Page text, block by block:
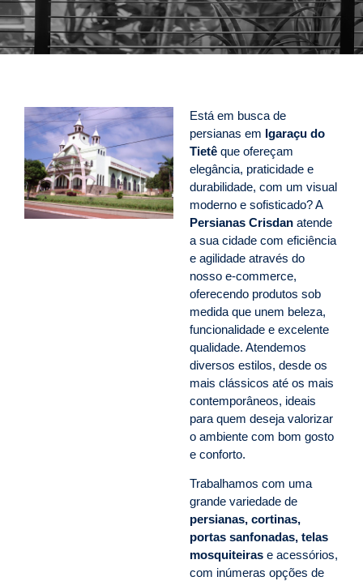
Está em busca de
persianas em Igaraçu do
Tietê que ofereçam
elegância, praticidade e
durabilidade, com um visual
moderno e sofisticado? A
Persianas Crisdan atende
a sua cidade com eficiência
e agilidade através do
nosso e-commerce,
oferecendo produtos sob
medida que unem beleza,
funcionalidade e excelente
qualidade. Atendemos
diversos estilos, desde os
mais clássicos até os mais
contemporâneos, ideais
para quem deseja valorizar
o ambiente com bom gosto
e conforto.
Trabalhamos com uma
grande variedade de
persianas, cortinas,
portas sanfonadas, telas
mosquiteiras e acessórios,
com inúmeras opções de